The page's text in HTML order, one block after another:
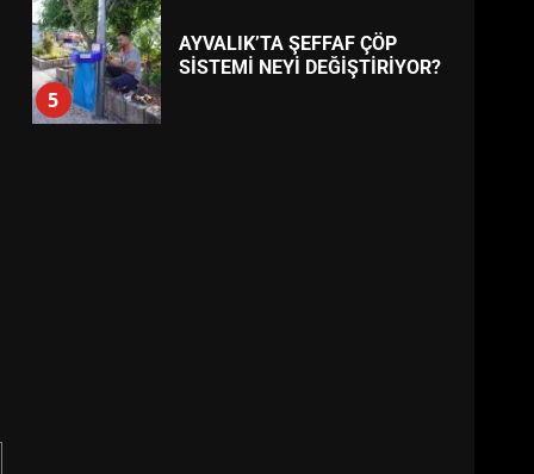
AYVALIK’TA ŞEFFAF ÇÖP